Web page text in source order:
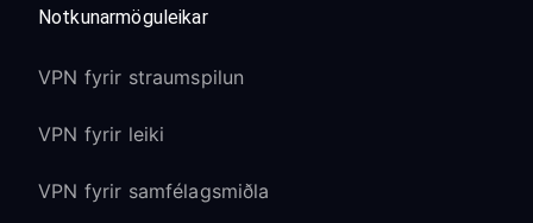
Notkunarmöguleikar
VPN fyrir straumspilun
VPN fyrir leiki
VPN fyrir samfélagsmiðla